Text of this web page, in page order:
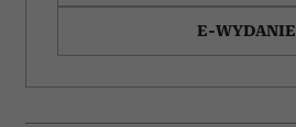
E-WYDANIE